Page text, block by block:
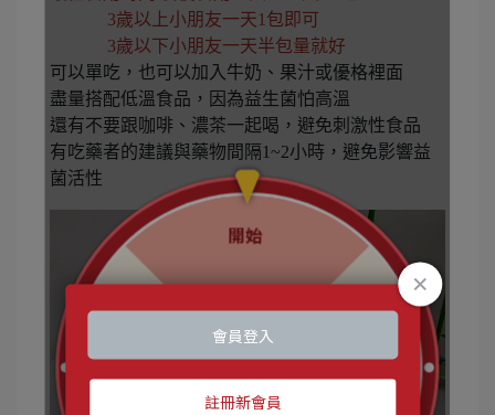
3歲以上小朋友一天1包即可
3歲以下小朋友一天半包量就好
可以單吃，也可以加入牛奶、果汁或優格裡面
盡量搭配低溫食品，因為益生菌怕高溫
還有不要跟咖啡、濃茶一起喝，避免刺激性食品
有吃藥者的建議與藥物間隔1~2小時，避免影響益
菌活性